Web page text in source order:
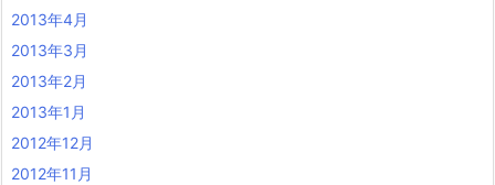
2013年4月
2013年3月
2013年2月
2013年1月
2012年12月
2012年11月